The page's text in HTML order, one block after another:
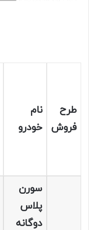
طرح
فروش
نام
خودرو
سورن
پلاس
دوگانه